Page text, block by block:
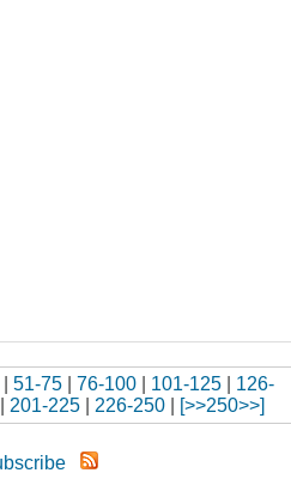
51-75 76-100 101-125
126-
201-225 226-250 [>>250>>]